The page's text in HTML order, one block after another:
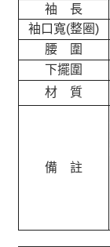
袖 長
袖口寬(整圈)
腰 圍
下擺圍
材 質
備 註